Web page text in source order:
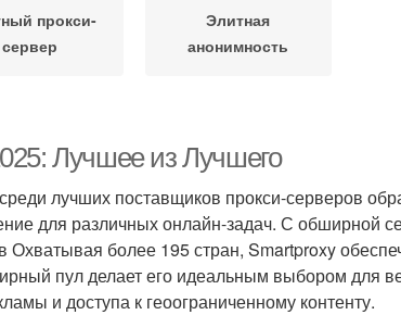
прокси-
сервер
Элитная
анонимность
Лучшее из Лучшего
лучших поставщиков прокси-серверов
для различных онлайн-задач. С обширной
более 195 стран, Smartproxy
пул делает его идеальным выбором для
и доступа к геоограниченному контенту.